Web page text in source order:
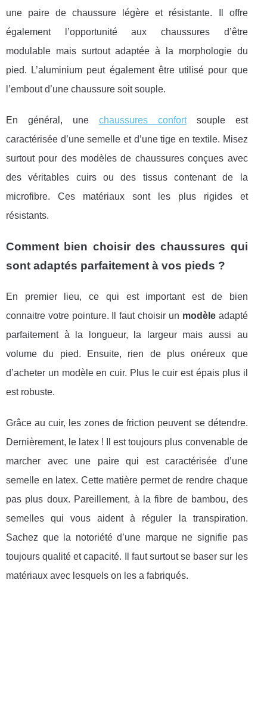
une paire de chaussure légère et résistante. Il offre
également l’opportunité aux chaussures d’être
modulable mais surtout adaptée à la morphologie du
pied. L’aluminium peut également être utilisé pour que
l’embout d’une chaussure soit souple.
En général, une chaussures confortsouple est
caractérisée d’une semelle et d’une tige en textile. Misez
surtout pour des modèles de chaussures conçues avec
des véritables cuirs ou des tissus contenant de la
microfibre. Ces matériaux sont les plus rigides et
résistants.
Comment bien choisir des chaussures qui
sont adaptés parfaitement à vos pieds ?
En premier lieu, ce qui est important est de bien
connaitre votre pointure. Il faut choisir un modèleadapté
parfaitement à la longueur, la largeur mais aussi au
volume du pied. Ensuite, rien de plus onéreux que
d’acheter un modèle en cuir. Plus le cuir est épais plus il
est robuste.
Grâce au cuir, les zones de friction peuvent se détendre.
Dernièrement, le latex ! Il est toujours plus convenable de
marcher avec une paire qui est caractérisée d’une
semelle en latex. Cette matière permet de rendre chaque
pas plus doux. Pareillement, à la fibre de bambou, des
semelles qui vous aident à réguler la transpiration.
Sachez que la notoriété d’une marque ne signifie pas
toujours qualité et capacité. Il faut surtout se baser sur les
matériaux avec lesquels on les a fabriqués.